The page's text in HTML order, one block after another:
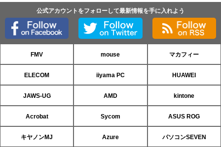
公式アカウントをフォローして最新情報を手に入れよう
FMV mouse マカフィー
ELECOM iiyama PC HUAWEI
JAWS-UG AMD kintone
Acrobat Sycom ASUS ROG
キヤノンMJ Azure パソコンSEVEN